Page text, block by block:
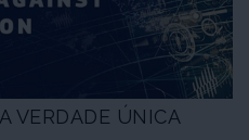
VERDADE ÚNICA